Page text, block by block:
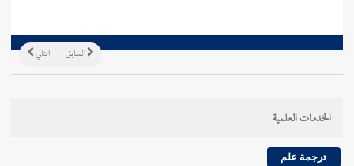
التالي السابق
الخدمات العلمية
ترجمة علم